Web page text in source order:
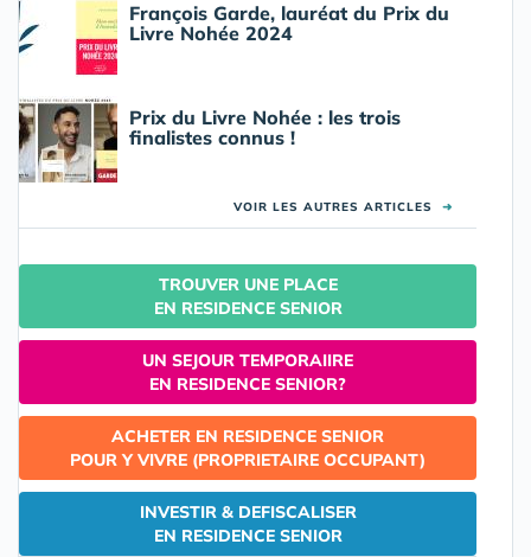
François Garde, lauréat du Prix du
Livre Nohée 2024
Prix du Livre Nohée : les trois
finalistes connus !
VOIR LES AUTRES ARTICLES ➜
TROUVER UNE PLACE
EN RESIDENCE SENIOR
UN SEJOUR TEMPORAIIRE
EN RESIDENCE SENIOR?
ACHETER EN RESIDENCE SENIOR
POUR Y VIVRE (PROPRIETAIRE OCCUPANT)
INVESTIR & DEFISCALISER
EN RESIDENCE SENIOR